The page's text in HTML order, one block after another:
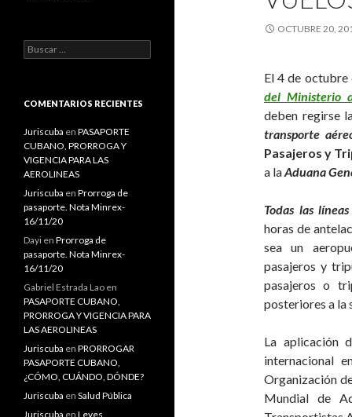
OCTUBRE 20,
El 4 de octubre
del Ministerio
deben regirse
transporte
Pasajeros y
a laAduana
Todas las
horas de
sea un
pasajeros y
pasajeros o
posteriores a la
La aplicación
internacional
Organización
Mundial de
B
u
a
:
COMENTARIOS RECIENTES
Juriscuba en PASAPORTE
CUBANO, PRORROGA Y
VIGENCIA PARA LAS
AEROLINEAS
Juriscuba en Prorroga de
pasaporte. Nota Minrex-
16/11/20
Dayi en Prorroga de
pasaporte. Nota Minrex-
16/11/20
Gabriel Estrada Lao en
PASAPORTE CUBANO,
PRORROGA Y VIGENCIA PARA
LAS AEROLINEAS
Juriscuba en PRORROGAR
PASAPORTE CUBANO,
¿CÓMO, CUÁNDO, DÓNDE?
Juriscuba en Salud Pública
Juriscuba en Leyes